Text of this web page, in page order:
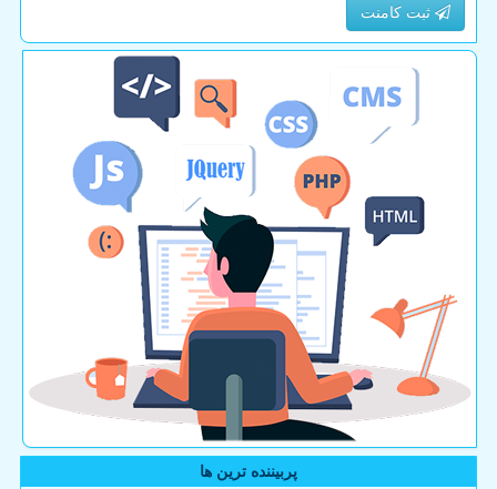
ثبت کامنت
پربیننده ترین ها